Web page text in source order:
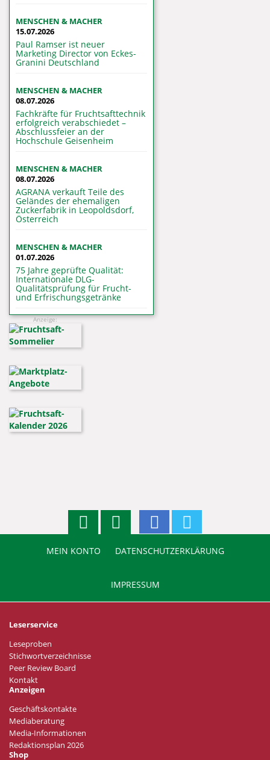
MENSCHEN & MACHER
15.07.2026
Paul Ramser ist neuer
Marketing Director von Eckes-
Granini Deutschland
MENSCHEN & MACHER
08.07.2026
Fachkräfte für Fruchtsafttechnik
erfolgreich verabschiedet –
Abschlussfeier an der
Hochschule Geisenheim
MENSCHEN & MACHER
08.07.2026
AGRANA verkauft Teile des
Geländes der ehemaligen
Zuckerfabrik in Leopoldsdorf,
Österreich
MENSCHEN & MACHER
01.07.2026
75 Jahre geprüfte Qualität:
Internationale DLG-
Qualitätsprüfung für Frucht-
und Erfrischungsgetränke
Anzeige:
MEIN KONTO DATENSCHUTZERKLÄRUNG
IMPRESSUM
Leserservice
Leseproben
Stichwortverzeichnisse
Peer Review Board
Kontakt
Anzeigen
Geschäftskontakte
Mediaberatung
Media-Informationen
Redaktionsplan 2026
Shop